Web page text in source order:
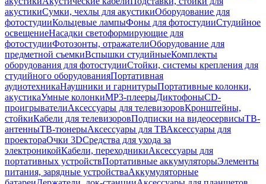
акустикиСумки, чехлы для акустикиОборудование для
фотостудииКольцевые лампыФоны для фотостудииСтудийное
освещениеНасадки светоформирующие для
фотостудииФотозонты, отражателиОборудование для
предметной съемкиВспышки студийныеКомплекты
оборудования для фотостудииСтойки, системы крепления для
студийного оборудованияПортативная
аудиотехникаНаушники и гарнитурыПортативные колонки,
акустикаУмные колонкиMP3-плеерыДиктофоныCD-
проигрывателиАксессуары для телевизоровКронштейны,
стойкиКабели для телевизоровПодписки на видеосервисыТВ-
антенныТВ-тюнерыАксессуары для ТВАксессуары для
проектораОчки 3DСредства для ухода за
электроникойКабели, переходникиАксессуары для
портативных устройствПортативные аккумуляторыЭлементы
питания, зарядные устройстваАккумуляторные